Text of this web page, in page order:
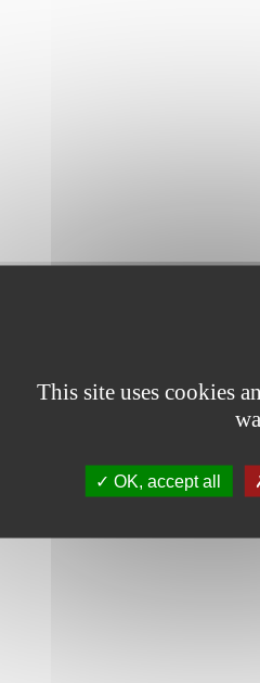
This site uses cookies
OK, accept all